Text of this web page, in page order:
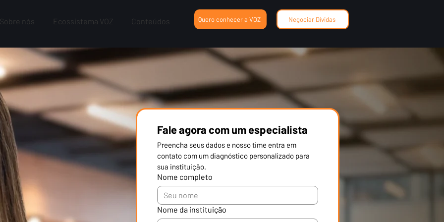
Sobre nós Ecossistema VOZ Conteúdos Quero conhecer a VOZ Negociar Dívidas
Fale agora com um especialista
Preencha seus dados e nosso time entra em
contato com um diagnóstico personalizado para
sua instituição.
Nome completo
Nome da instituição